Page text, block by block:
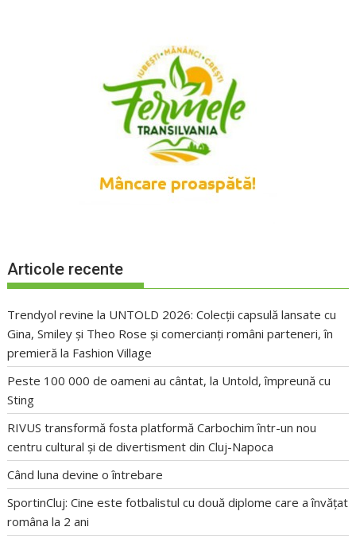
Articole recente
Trendyol revine la UNTOLD 2026: Colecții capsulă lansate cu
Gina, Smiley și Theo Rose și comercianți români parteneri, în
premieră la Fashion Village
Peste 100 000 de oameni au cântat, la Untold, împreună cu
Sting
RIVUS transformă fosta platformă Carbochim într-un nou
centru cultural și de divertisment din Cluj-Napoca
Când luna devine o întrebare
SportinCluj: Cine este fotbalistul cu două diplome care a învățat
româna la 2 ani